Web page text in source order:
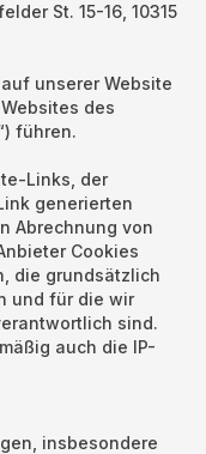
St. 15-16, 10315
unserer Website
des
führen.
Links, der
generierten
Abrechnung von
Cookies
die grundsätzlich
und für die wir
sind.
auch die IP-
insbesondere